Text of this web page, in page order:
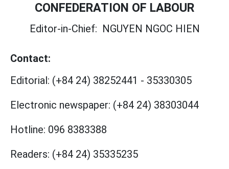
CONFEDERATION OF LABOUR
Editor-in-Chief: NGUYEN NGOC HIEN
Contact:
Editorial: (+84 24) 38252441 - 35330305
Electronic newspaper: (+84 24) 38303044
Hotline: 096 8383388
Readers: (+84 24) 35335235